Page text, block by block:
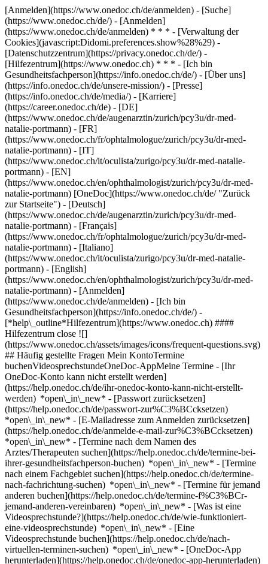
[Anmelden](https://www.onedoc.ch/de/anmelden) - [Suche]
(https://www.onedoc.ch/de/) - [Anmelden]
(https://www.onedoc.ch/de/anmelden) * * * - [Verwaltung der
Cookies](javascript:Didomi.preferences.show%28%29) -
[Datenschutzzentrum](https://privacy.onedoc.ch/de/) -
[Hilfezentrum](https://www.onedoc.ch) * * * - [Ich bin
Gesundheitsfachperson](https://info.onedoc.ch/de/) - [Über uns]
(https://info.onedoc.ch/de/unsere-mission/) - [Presse]
(https://info.onedoc.ch/de/media/) - [Karriere]
(https://career.onedoc.ch/de) - [DE]
(https://www.onedoc.ch/de/augenarztin/zurich/pcy3u/dr-med-
natalie-portmann) - [FR]
(https://www.onedoc.ch/fr/ophtalmologue/zurich/pcy3u/dr-med-
natalie-portmann) - [IT]
(https://www.onedoc.ch/it/oculista/zurigo/pcy3u/dr-med-natalie-
portmann) - [EN]
(https://www.onedoc.ch/en/ophthalmologist/zurich/pcy3u/dr-med-
natalie-portmann) [OneDoc](https://www.onedoc.ch/de/ "Zurück
zur Startseite") - [Deutsch]
(https://www.onedoc.ch/de/augenarztin/zurich/pcy3u/dr-med-
natalie-portmann) - [Français]
(https://www.onedoc.ch/fr/ophtalmologue/zurich/pcy3u/dr-med-
natalie-portmann) - [Italiano]
(https://www.onedoc.ch/it/oculista/zurigo/pcy3u/dr-med-natalie-
portmann) - [English]
(https://www.onedoc.ch/en/ophthalmologist/zurich/pcy3u/dr-med-
natalie-portmann) - [Anmelden]
(https://www.onedoc.ch/de/anmelden) - [Ich bin
Gesundheitsfachperson](https://info.onedoc.ch/de/) -
[*help\_outline*Hilfezentrum](https://www.onedoc.ch) ####
Hilfezentrum close ![]
(https://www.onedoc.ch/assets/images/icons/frequent-questions.svg)
## Häufig gestellte Fragen Mein KontoTermine
buchenVideosprechstundeOneDoc-AppMeine Termine - [Ihr
OneDoc-Konto kann nicht erstellt werden]
(https://help.onedoc.ch/de/ihr-onedoc-konto-kann-nicht-erstellt-
werden) *open\_in\_new* - [Passwort zurücksetzen]
(https://help.onedoc.ch/de/passwort-zur%C3%BCcksetzen)
*open\_in\_new* - [E-Mailadresse zum Anmelden zurücksetzen]
(https://help.onedoc.ch/de/anmelde-e-mail-zur%C3%BCcksetzen)
*open\_in\_new* - [Termine nach dem Namen des
Arztes/Therapeuten suchen](https://help.onedoc.ch/de/termine-bei-
ihrer-gesundheitsfachperson-buchen) *open\_in\_new* - [Termine
nach einem Fachgebiet suchen](https://help.onedoc.ch/de/termine-
nach-fachrichtung-suchen) *open\_in\_new* - [Termine für jemand
anderen buchen](https://help.onedoc.ch/de/termine-f%C3%BCr-
jemand-anderen-vereinbaren) *open\_in\_new* - [Was ist eine
Videosprechstunde?](https://help.onedoc.ch/de/wie-funktioniert-
eine-videosprechstunde) *open\_in\_new* - [Eine
Videosprechstunde buchen](https://help.onedoc.ch/de/nach-
virtuellen-terminen-suchen) *open\_in\_new* - [OneDoc-App
herunterladen](https://help.onedoc.ch/de/onedoc-app-herunterladen)